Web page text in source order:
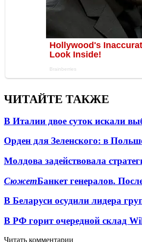
ЧИТАЙТЕ ТАКЖЕ
В Италии двое суток искали
Орден для Зеленского: в
Молдова задействовала
СюжетБанкет генералов.
В Беларуси осудили лидера
В РФ горит очередной склад
Читать комментарии